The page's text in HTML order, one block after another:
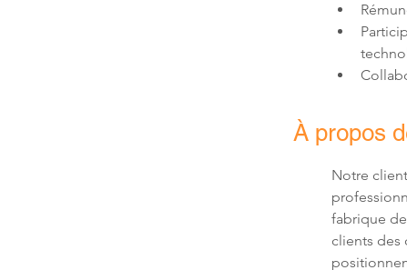
À propos
Notre
fabrique
clients des